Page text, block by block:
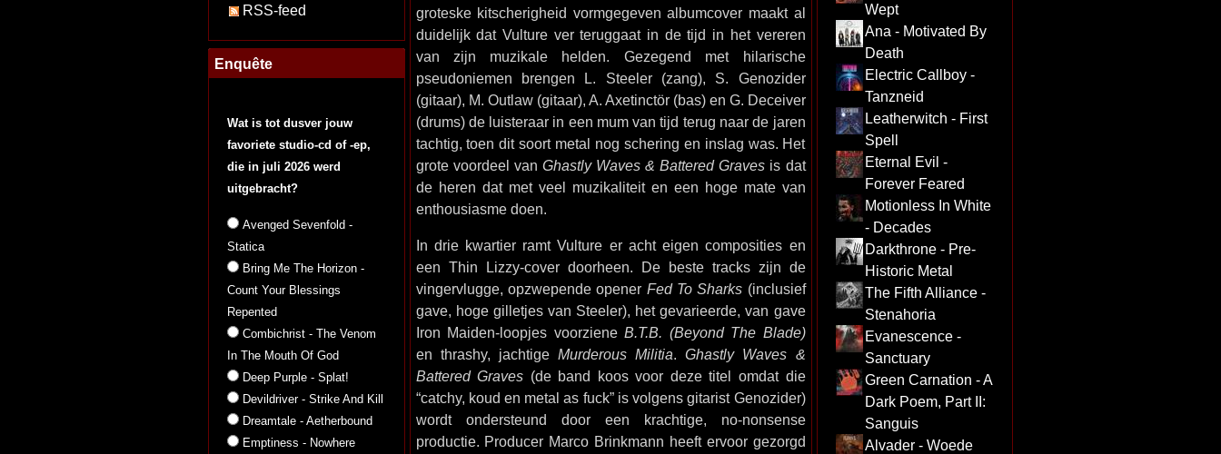
RSS-feed
Enquête
Wat is tot dusver jouw
favoriete studio-cd of -ep,
die in juli 2026 werd
uitgebracht?
Avenged Sevenfold -
Statica
Bring Me The Horizon -
Count Your Blessings
Repented
Combichrist - The Venom
In The Mouth Of God
Deep Purple - Splat!
Devildriver - Strike And Kill
Dreamtale - Aetherbound
Emptiness - Nowhere
groteske kitscherigheid vormgegeven albumcover maakt al
duidelijk dat Vulture ver teruggaat in de tijd in het vereren
van zijn muzikale helden. Gezegend met hilarische
pseudoniemen brengen L. Steeler (zang), S. Genozider
(gitaar), M. Outlaw (gitaar), A. Axetinctör (bas) en G. Deceiver
(drums) de luisteraar in een mum van tijd terug naar de jaren
tachtig, toen dit soort metal nog schering en inslag was. Het
grote voordeel van Ghastly Waves & Battered Graves is dat
de heren dat met veel muzikaliteit en een hoge mate van
enthousiasme doen.
In drie kwartier ramt Vulture er acht eigen composities en
een Thin Lizzy-cover doorheen. De beste tracks zijn de
vingervlugge, opzwepende opener Fed To Sharks (inclusief
gave, hoge gilletjes van Steeler), het gevarieerde, van gave
Iron Maiden-loopjes voorziene B.T.B. (Beyond The Blade)
en thrashy, jachtige Murderous Militia.Ghastly Waves &
Battered Graves (de band koos voor deze titel omdat die
“catchy, koud en metal as fuck” is volgens gitarist Genozider)
wordt ondersteund door een krachtige, no-nonsense
productie. Producer Marco Brinkmann heeft ervoor gezorgd
Wept
Ana - Motivated By
Death
Electric Callboy -
Tanzneid
Leatherwitch - First
Spell
Eternal Evil -
Forever Feared
Motionless In White
- Decades
Darkthrone - Pre-
Historic Metal
The Fifth Alliance -
Stenahoria
Evanescence -
Sanctuary
Green Carnation - A
Dark Poem, Part II:
Sanguis
Alvader - Woede